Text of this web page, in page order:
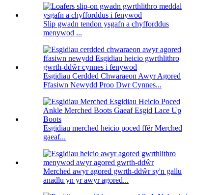
Slip gwadn tendon ysgafn a chyfforddus
menywod ...
Esgidiau Cerdded Chwaraeon Awyr Agored
Ffasiwn Newydd Proo Dwr Cynnes...
Esgidiau merched heicio poced ffêr Merched
gaeaf...
Merched awyr agored gwrth-ddŵr sy'n gallu
anadlu yn yr awyr agored...